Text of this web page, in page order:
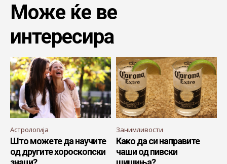
Може ќе ве
интересира
Астрологија
Што можете да научите
од другите хороскопски
Занимливости
Како да си направите
чаши од пивски